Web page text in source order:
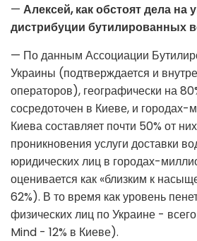
— Алексей, как обстоят дела на
дистрибуции бутилированных
— По данным Ассоциации
Украины (подтверждается и
операторов), географически на
сосредоточен в Киеве, и городах-
Киева составляет почти 50% от
проникновения услуги доставки
юридических лиц в городах-
оценивается как «близким к
62%). В то время как уровень
физических лиц по Украине -
Mind - 12% в Киеве).